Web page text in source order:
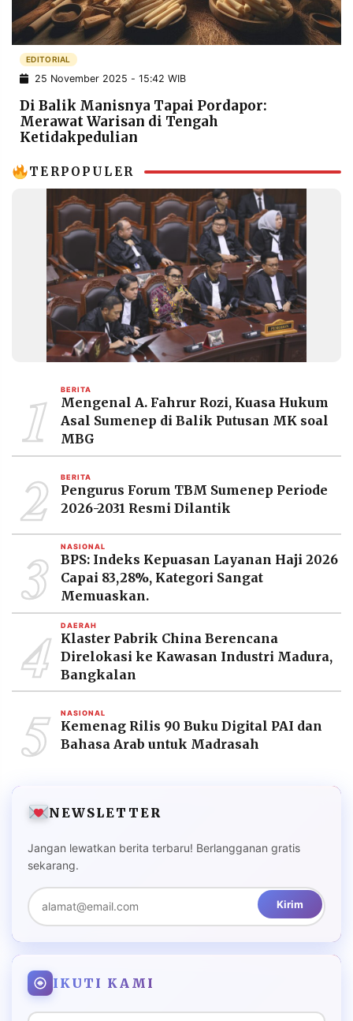
POLICY WARGA
INFORMASI
IKLAN
KIRIM
PENGADUAN TERM
SERVICE
IKUTI
RESOLUSI
MEDIA
©
Resolusi.co
-
PT.
RESOLUSI
MEDIA
PRAMUDITA
EDITORIAL
25 November 2025 - 15:42 WIB
Di Balik Manisnya Tapai Pordapor:
Merawat Warisan di Tengah
Ketidakpedulian
TERPOPULER
1 BERITA
Mengenal A. Fahrur Rozi, Kuasa Hukum
Asal Sumenep di Balik Putusan MK soal
MBG
2 BERITA
Pengurus Forum TBM Sumenep Periode
2026-2031 Resmi Dilantik
3 NASIONAL
BPS: Indeks Kepuasan Layanan Haji 2026
Capai 83,28%, Kategori Sangat
Memuaskan.
4 DAERAH
Klaster Pabrik China Berencana
Direlokasi ke Kawasan Industri Madura,
Bangkalan
5 NASIONAL
Kemenag Rilis 90 Buku Digital PAI dan
Bahasa Arab untuk Madrasah
NEWSLETTER
Jangan lewatkan berita terbaru! Berlangganan gratis
sekarang.
Kirim
IKUTI KAMI